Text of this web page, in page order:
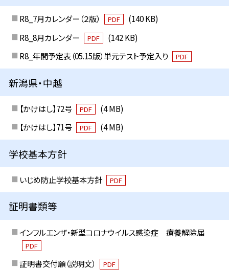
R8_7月カレンダー（２版） PDF
(140 KB)
R8_8月カレンダー
PDF
(142 KB)
R8_年間予定表（05.15版）単元テスト予定入り
PDF
新潟県・中越
【かけはし】72号 PDF
(4 MB)
【かけはし】71号
PDF (4 MB)
学校基本方針
いじめ防止学校基本方針 PDF
証明書類等
インフルエンザ・新型コロナウイルス感染症 療養解除届
PDF
証明書交付願（説明文） PDF